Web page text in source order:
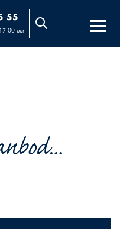
55
uur